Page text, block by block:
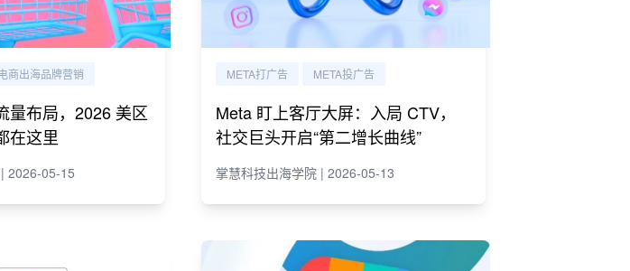
商出海品牌营销
量布局，2026 美区
在这里
2026-05-15
META打广告 META投广告
Meta 盯上客厅大屏：入局 CTV，
社交巨头开启“第二增长曲线”
掌慧科技出海学院 | 2026-05-13